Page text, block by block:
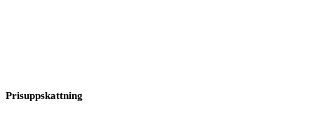
Prisuppskattning